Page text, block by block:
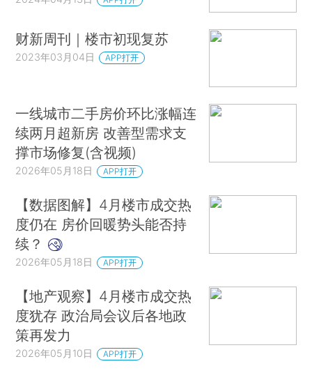
财新周刊｜楼市初现复苏
2023年03月04日 APP打开
一线城市二手房价环比涨幅连
续两月超新房 改善型需求支
撑市场修复(含视频)
2026年05月18日 APP打开
【数据图解】4月楼市成交热
度仍在 房价回暖势头能否持
续？
2026年05月18日 APP打开
【地产观察】4月楼市成交热
度犹存 政治局会议后各地政
策再发力
2026年05月10日 APP打开